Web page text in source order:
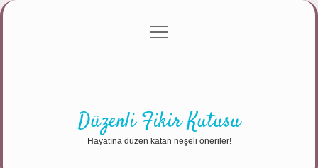
Gizlilik Politikası
menüyü
Düzenli Fikir Kutusu
Hayatına düzen katan neşeli öneriler!